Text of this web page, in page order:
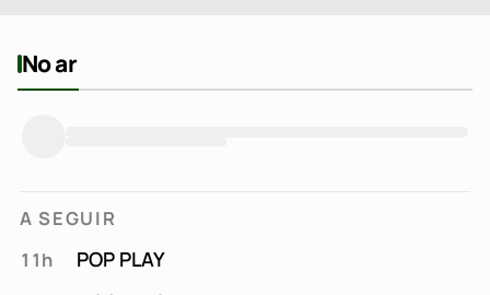
No ar
A SEGUIR
11h
POP PLAY